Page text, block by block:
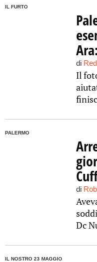
IL FURTO
di
Il
PALERMO
di
Dc
IL NOSTRO 23 MAGGIO